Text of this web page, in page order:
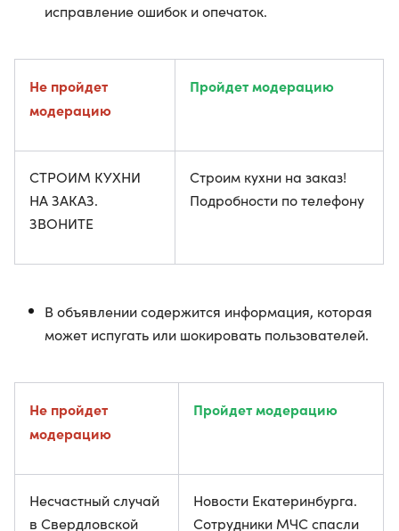
исправление ошибок и опечаток.
Не пройдет
модерацию
Пройдет модерацию
СТРОИМ КУХНИ
НА ЗАКАЗ.
ЗВОНИТЕ
Строим кухни на заказ!
Подробности по телефону
В объявлении содержится информация, которая
может испугать или шокировать пользователей.
Не пройдет
модерацию
Пройдет модерацию
Несчастный случай
в Свердловской
Новости Екатеринбурга.
Сотрудники МЧС спасли